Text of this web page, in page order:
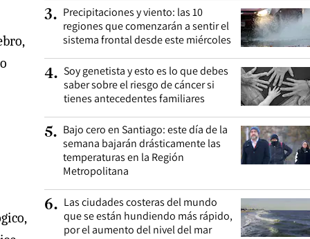
3. Precipitaciones y viento: las 10
regiones que comenzarán a sentir el
sistema frontal desde este miércoles
4. Soy genetista y esto es lo que debes
saber sobre el riesgo de cáncer si
tienes antecedentes familiares
5. Bajo cero en Santiago: este día de la
semana bajarán drásticamente las
temperaturas en la Región
Metropolitana
6. Las ciudades costeras del mundo
que se están hundiendo más rápido,
por el aumento del nivel del mar